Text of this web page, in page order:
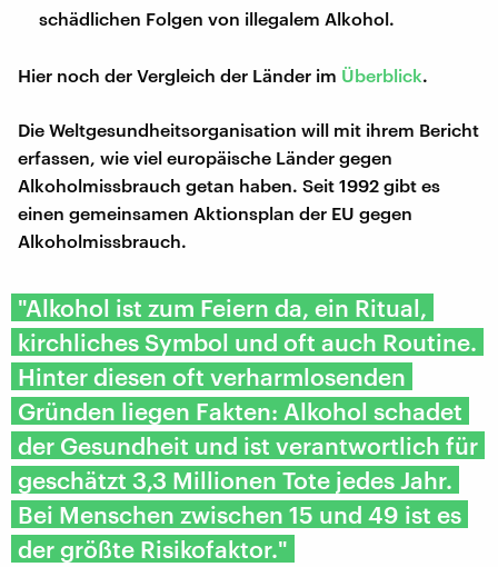
schädlichen Folgen von illegalem Alkohol.
Hier noch der Vergleich der Länder im Überblick.
Die Weltgesundheitsorganisation will mit ihrem Bericht
erfassen, wie viel europäische Länder gegen
Alkoholmissbrauch getan haben. Seit 1992 gibt es
einen gemeinsamen Aktionsplan der EU gegen
Alkoholmissbrauch.
"Alkohol ist zum Feiern da, ein Ritual,
kirchliches Symbol und oft auch Routine.
Hinter diesen oft verharmlosenden
Gründen liegen Fakten: Alkohol schadet
der Gesundheit und ist verantwortlich für
geschätzt 3,3 Millionen Tote jedes Jahr.
Bei Menschen zwischen 15 und 49 ist es
der größte Risikofaktor."